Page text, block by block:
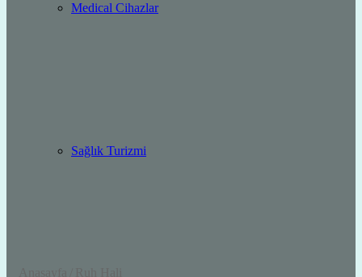
Medical Cihazlar
Sağlık Turizmi